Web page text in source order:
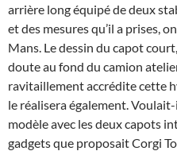
arrière long équipé de deux
et des mesures qu’il a prises,
Mans. Le dessin du capot
doute au fond du camion
ravitaillement accrédite cette
le réalisera également.
modèle avec les deux capots
gadgets que proposait Corgi